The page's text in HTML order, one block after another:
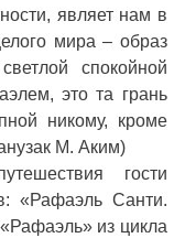
являет нам в
мира – образ
спокойной
это та грань
никому, кроме
М. Аким)
гости
«Рафаэль Санти.
из цикла